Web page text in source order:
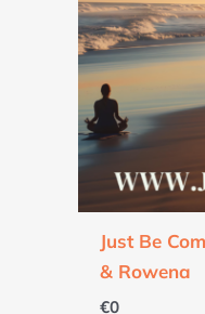
Just Be
& Rowena
€0